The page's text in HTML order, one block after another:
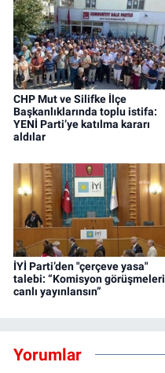
CHP Mut ve Silifke İlçe
Başkanlıklarında toplu istifa:
YENİ Parti’ye katılma kararı
aldılar
İYİ Parti’den "çerçeve yasa"
talebi: “Komisyon görüşmeleri
canlı yayınlansın”
Yorumlar